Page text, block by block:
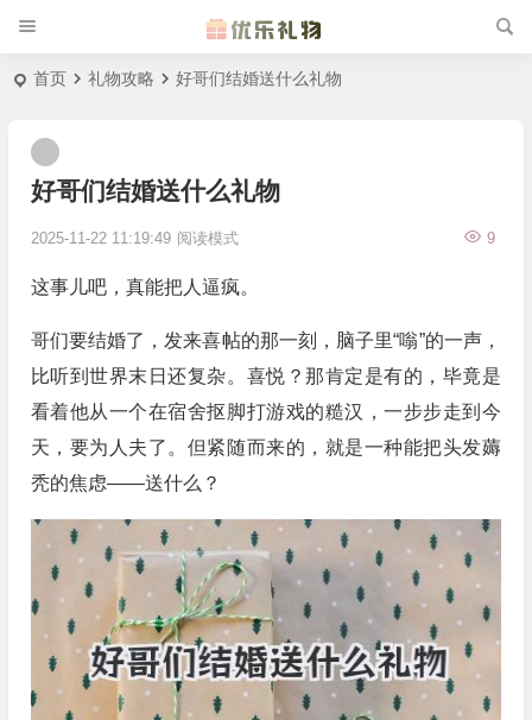
首页 礼物攻略 好哥们结婚送什么礼物
好哥们结婚送什么礼物
2025-11-22 11:19:49 9
阅读模式
这事儿吧，真能把人逼疯。
哥们要结婚了，发来喜帖的那一刻，脑子里“嗡”的一声，
比听到世界末日还复杂。喜悦？那肯定是有的，毕竟是
看着他从一个在宿舍抠脚打游戏的糙汉，一步步走到今
天，要为人夫了。但紧随而来的，就是一种能把头发薅
秃的焦虑——送什么？